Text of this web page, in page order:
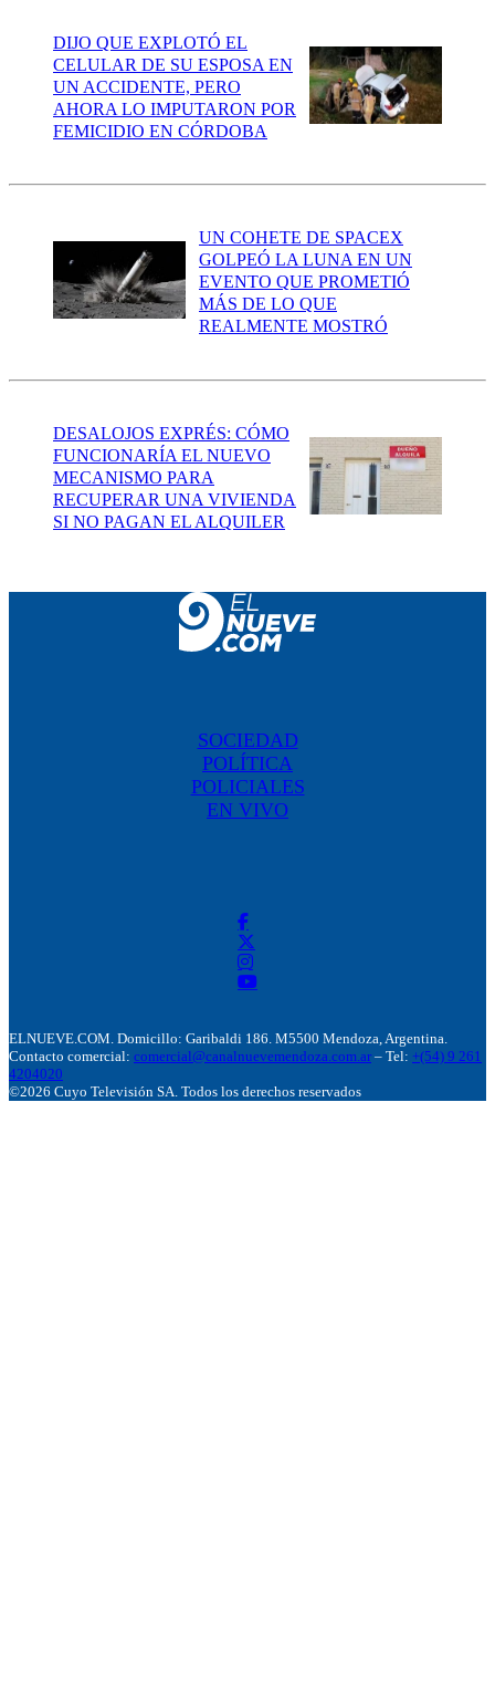
DIJO QUE EXPLOTÓ EL
CELULAR DE SU ESPOSA EN
UN ACCIDENTE, PERO
AHORA LO IMPUTARON POR
FEMICIDIO EN CÓRDOBA
UN COHETE DE SPACEX
GOLPEÓ LA LUNA EN UN
EVENTO QUE PROMETIÓ
MÁS DE LO QUE
REALMENTE MOSTRÓ
DESALOJOS EXPRÉS: CÓMO
FUNCIONARÍA EL NUEVO
MECANISMO PARA
RECUPERAR UNA VIVIENDA
SI NO PAGAN EL ALQUILER
SOCIEDAD
POLÍTICA
POLICIALES
EN VIVO
ELNUEVE.COM. Domicillo: Garibaldi 186. M5500 Mendoza, Argentina.
Contacto comercial: comercial@canalnuevemendoza.com.ar – Tel: +(54) 9 261
4204020
©2026 Cuyo Televisión SA. Todos los derechos reservados